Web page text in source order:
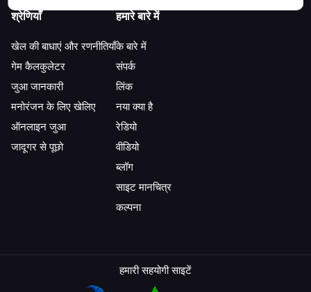
श्रेणियाँ
खेल की बाधाएं और रणनीतियाँ
गेम कैलकुलेटर
जुआ जानकारी
मनोरंजन के लिए खेलिए
ऑनलाइन जुआ
जादूगर से पूछो
हमारे बारे में
के बारे में
संपर्क
लिंक
नया क्या है
रेडियो
वीडियो
ब्लॉग
साइट मानचित्र
कल्पना
हमारी सहयोगी साइटें